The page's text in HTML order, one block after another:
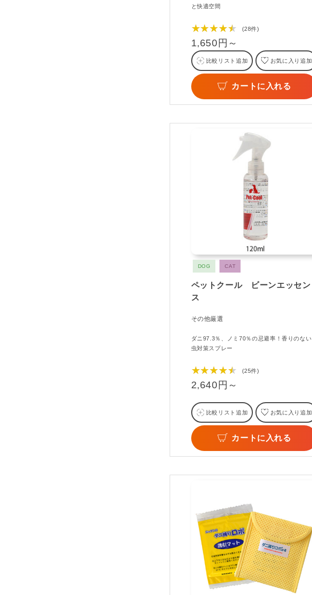
と快適空間
★★★★★ (28件)
1,650円～
比較リスト追加 お気に入り追加
カートに入れる
DOG CAT
ペットクール ビーンエッセン
ス
その他厳選
ダニ97.3％、ノミ70％の忌避率！香りのない
虫対策スプレー
★★★★★ (25件)
2,640円～
比較リスト追加 お気に入り追加
カートに入れる